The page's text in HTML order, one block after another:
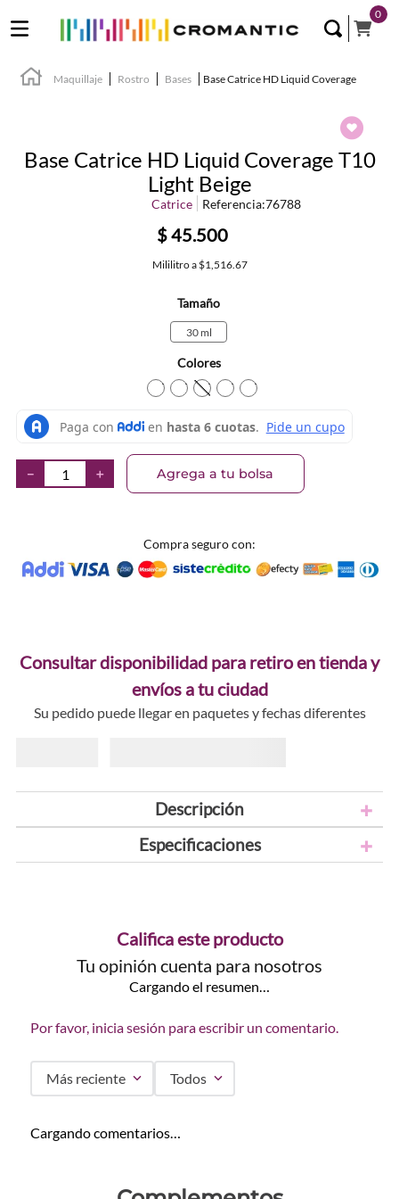
0
Maquillaje Rostro Bases Base Catrice HD Liquid Coverage
Base Catrice HD Liquid Coverage T10
Light Beige
Catrice Referencia:76788
$45.500
Mililitroa $1,516.67
Tamaño
30 ml
Colores
TEXTURA_4250947598283
TEXTURA_4059729034380
TEXTURA_4059729034410
＋
－ Agrega a tu bolsa
Compra seguro con:
Consultar disponibilidad para retiro en tienda y
envíos a tu ciudad
Su pedido puede llegar en paquetes y fechas diferentes
Descripción
Especificaciones
Califica este producto
Tu opinión cuenta para nosotros
Cargando el resumen…
Por favor, inicia sesión para escribir un comentario.
Más reciente Todos
Cargando comentarios…